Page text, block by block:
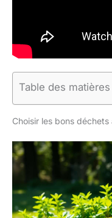
Table des matières
Choisir les bons